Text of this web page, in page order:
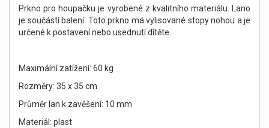
Prkno pro houpačku je vyrobené z kvalitního materiálu. Lano
je součástí balení. Toto prkno má vylisované stopy nohou a je
určené k postavení nebo usednutí dítěte.
Maximální zatížení: 60 kg
Rozměry: 35 x 35 cm
Průměr lan k zavěšení: 10 mm
Materiál: plast